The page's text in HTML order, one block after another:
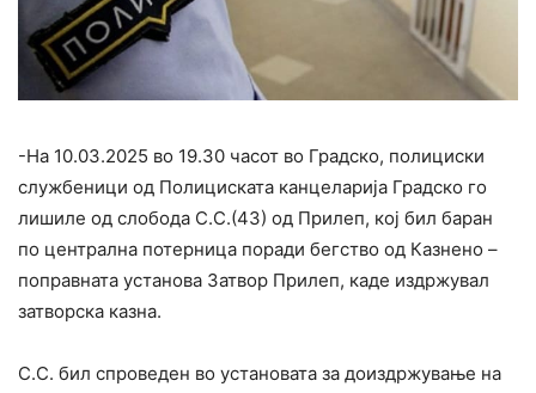
-На 10.03.2025 во 19.30 часот во Градско, полициски
службеници од Полициската канцеларија Градско го
лишиле од слобода С.С.(43) од Прилеп, кој бил баран
по централна потерница поради бегство од Казнено –
поправната установа Затвор Прилеп, каде издржувал
затворска казна.
С.С. бил спроведен во установата за доиздржување на